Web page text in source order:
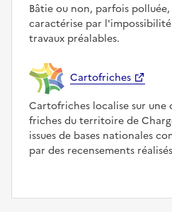
Bâtie ou non, parfois
caractérise par
travaux préalables.
Cartofriches
Cartofriches localise sur
friches du territoire de
issues de bases nationales
par des recensements